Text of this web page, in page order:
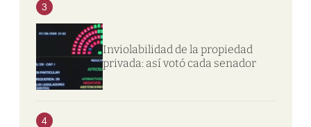
3
Inviolabilidad de la propiedad
privada: así votó cada senador
4